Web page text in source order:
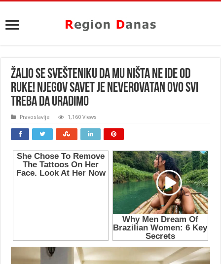
ŽALIO SE SVEŠTENIKU DA MU NIŠTA NE IDE OD
RUKE! Njegov savet je NEVEROVATAN ovo SVI
treba da URADIMO
Pravoslavlje 1,160 Views